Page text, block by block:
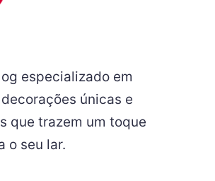
especializado em
únicas e
que trazem um toque
o seu lar.